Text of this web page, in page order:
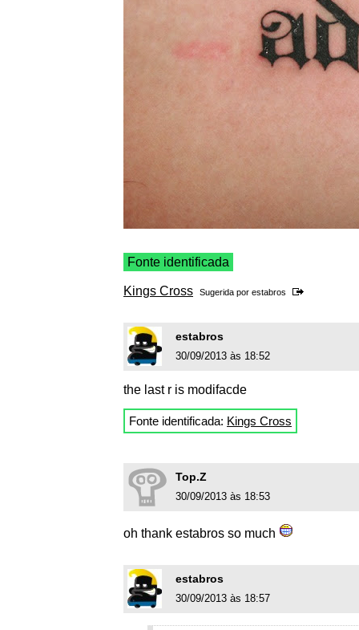
Fonte identificada
Kings Cross Sugerida por estabros
estabros
30/09/2013 às 18:52
the last r is modifacde
Fonte identificada: Kings Cross
Top.Z
30/09/2013 às 18:53
oh thank estabros so much
estabros
30/09/2013 às 18:57